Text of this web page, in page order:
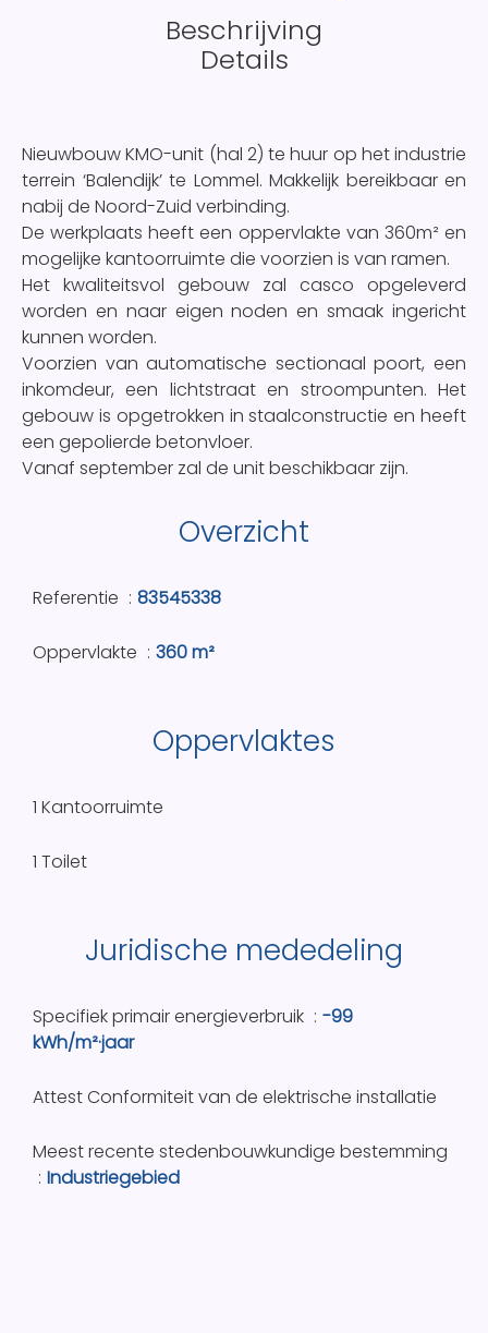
Beschrijving
Details
Nieuwbouw KMO-unit (hal 2) te huur op het industrie
terrein ‘Balendijk’ te Lommel. Makkelijk bereikbaar en
nabij de Noord-Zuid verbinding.
De werkplaats heeft een oppervlakte van 360m² en
mogelijke kantoorruimte die voorzien is van ramen.
Het kwaliteitsvol gebouw zal casco opgeleverd
worden en naar eigen noden en smaak ingericht
kunnen worden.
Voorzien van automatische sectionaal poort, een
inkomdeur, een lichtstraat en stroompunten. Het
gebouw is opgetrokken in staalconstructie en heeft
een gepolierde betonvloer.
Vanaf september zal de unit beschikbaar zijn.
Overzicht
Referentie 83545338
Oppervlakte 360 m²
Oppervlaktes
1 Kantoorruimte
1 Toilet
Juridische mededeling
Specifiek primair energieverbruik
-99
kWh/m²·jaar
Attest Conformiteit van de elektrische installatie
Meest recente stedenbouwkundige bestemming
Industriegebied